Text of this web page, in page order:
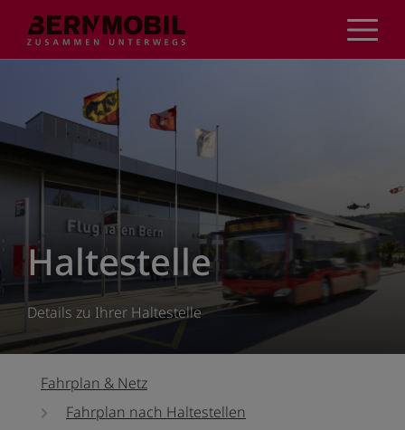
Inhalt
Haltestelle
Details zu Ihrer Haltestelle
Fahrplan & Netz
Fahrplan nach Haltestellen